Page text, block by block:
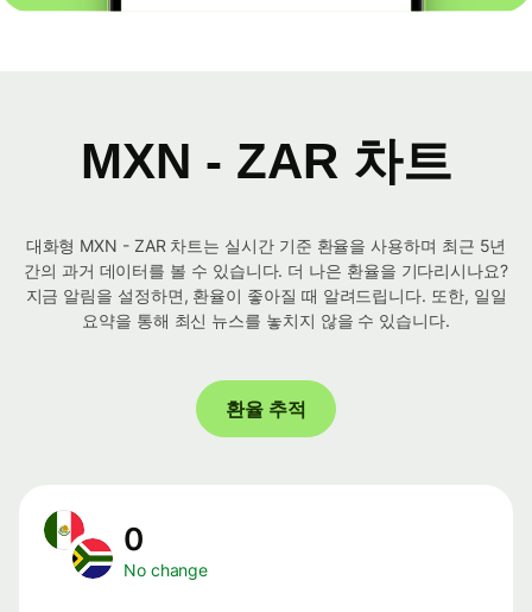
MXN - ZAR 차트
대화형 MXN - ZAR 차트는 실시간 기준 환율을 사용하며 최근 5년
간의 과거 데이터를 볼 수 있습니다. 더 나은 환율을 기다리시나요?
지금 알림을 설정하면, 환율이 좋아질 때 알려드립니다. 또한, 일일
요약을 통해 최신 뉴스를 놓치지 않을 수 있습니다.
환율 추적
0
No change